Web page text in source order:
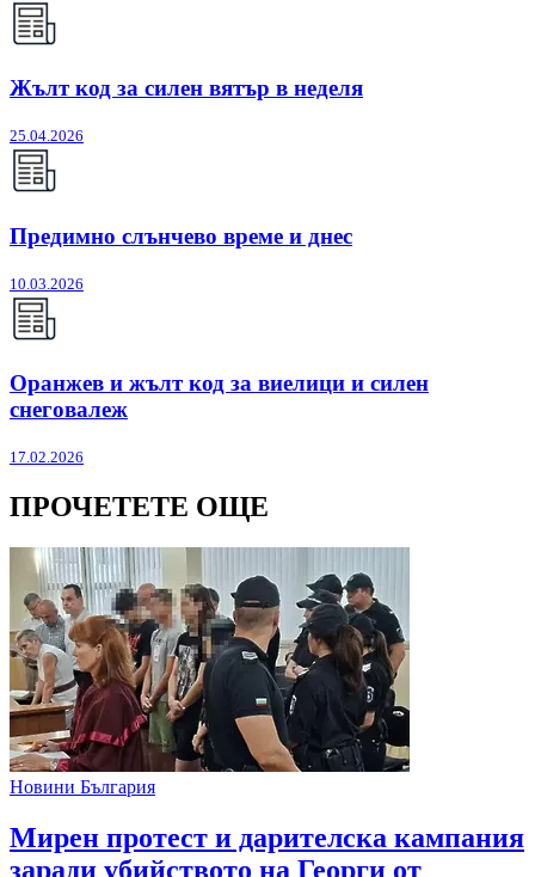
Жълт код за силен вятър в неделя
25.04.2026
Предимно слънчево време и днес
10.03.2026
Оранжев и жълт код за виелици и силен
снеговалеж
17.02.2026
ПРОЧЕТЕТЕ ОЩЕ
Новини България
Мирен протест и дарителска кампания
заради убийството на Георги от